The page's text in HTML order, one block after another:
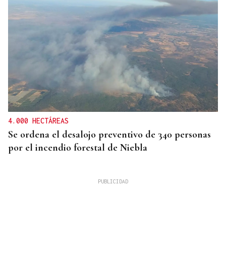
4.000 HECTÁREAS
Se ordena el desalojo preventivo de 340 personas
por el incendio forestal de Niebla